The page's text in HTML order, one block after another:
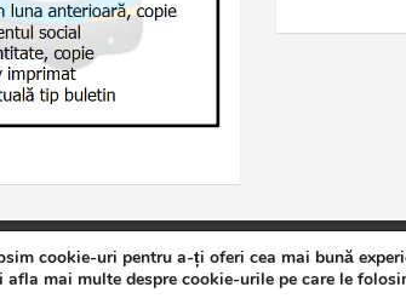
articole
Politică de confidențialitate Theme by:
cookie-uri pentru a-ți oferi cea mai bună
afla mai multe despre cookie-urile pe care le